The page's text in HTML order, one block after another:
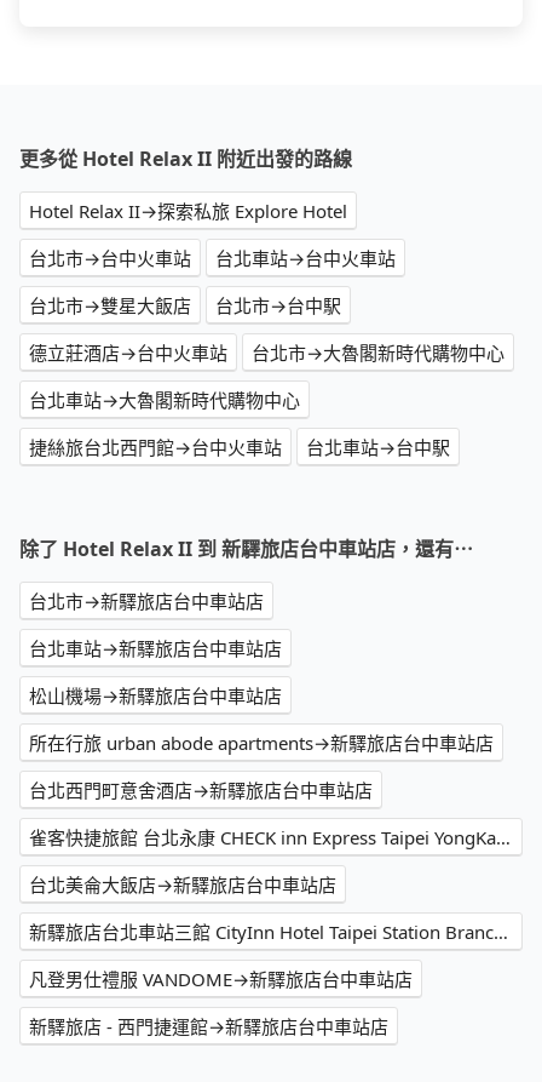
更多從 Hotel Relax II 附近出發的路線
Hotel Relax II→探索私旅 Explore Hotel
台北市→台中火車站
台北車站→台中火車站
台北市→雙星大飯店
台北市→台中駅
德立莊酒店→台中火車站
台北市→大魯閣新時代購物中心
台北車站→大魯閣新時代購物中心
捷絲旅台北西門館→台中火車站
台北車站→台中駅
除了 Hotel Relax II 到 新驛旅店台中車站店，還有⋯
台北市→新驛旅店台中車站店
台北車站→新驛旅店台中車站店
松山機場→新驛旅店台中車站店
所在行旅 urban abode apartments→新驛旅店台中車站店
台北西門町意舍酒店→新驛旅店台中車站店
雀客快捷旅館 台北永康 CHECK inn Express Taipei YongKang→新驛旅店台中車站店
台北美侖大飯店→新驛旅店台中車站店
新驛旅店台北車站三館 CityInn Hotel Taipei Station Branch III→新驛旅店台中車站店
凡登男仕禮服 VANDOME→新驛旅店台中車站店
新驛旅店 - 西門捷運館→新驛旅店台中車站店